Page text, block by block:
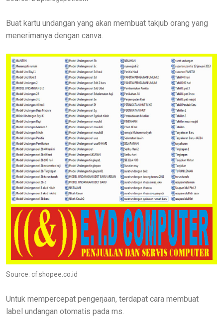
Buat kartu undangan yang akan membuat takjub orang yang
menerimanya dengan canva.
Source: cf.shopee.co.id
Untuk mempercepat pengerjaan, terdapat cara membuat
label undangan otomatis pada ms.